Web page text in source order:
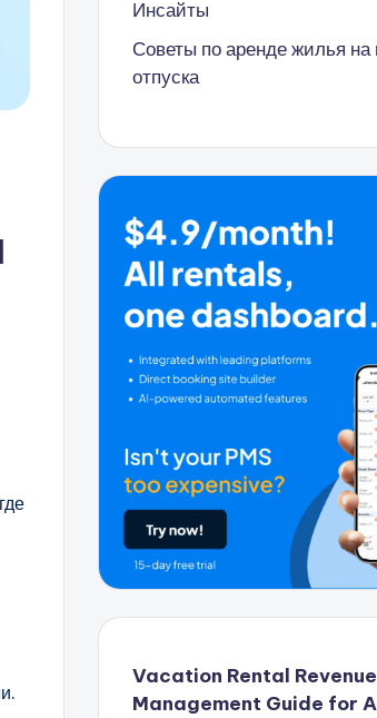
Инсайты
Советы по аренде жилья на
отпуска
Vacation Rental Revenue
Management Guide for